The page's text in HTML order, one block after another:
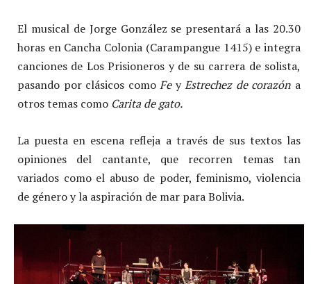
El musical de Jorge González se presentará a las 20.30
horas en Cancha Colonia (Carampangue 1415) e integra
canciones de Los Prisioneros y de su carrera de solista,
pasando por clásicos comoFeyEstrechez de corazón a
otros temas como Carita de gato.
La puesta en escena refleja a través de sus textos las
opiniones del cantante, que recorren temas tan
variados como el abuso de poder, feminismo, violencia
de género y la aspiración de mar para Bolivia.